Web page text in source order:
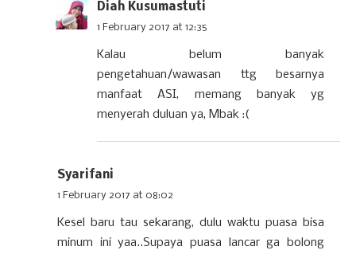
Diah Kusumastuti
1 February 2017 at 12:35
Kalau belum banyak
pengetahuan/wawasan ttg besarnya
manfaat ASI, memang banyak yg
menyerah duluan ya, Mbak :(
Syarifani
1 February 2017 at 08:02
Kesel baru tau sekarang, dulu waktu puasa bisa
minum ini yaa..Supaya puasa lancar ga bolong